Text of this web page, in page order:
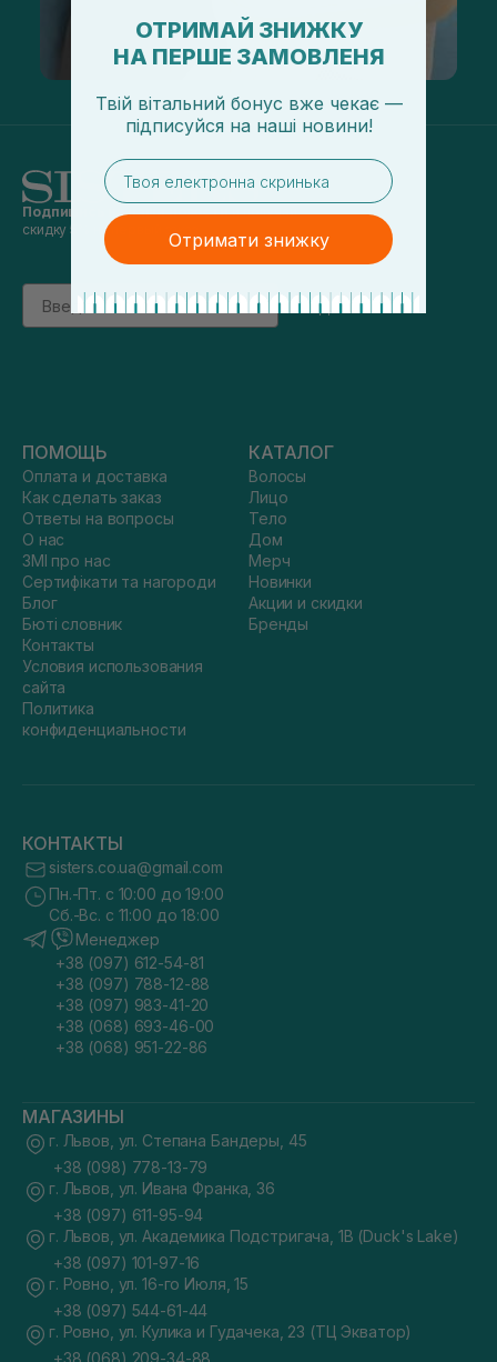
Подпишись на наши новостии получай
скидку 5% на первый заказ
Email
підписатись
ПОМОЩЬ
Оплата и доставка
Как сделать заказ
Ответы на вопросы
О нас
ЗМІ про нас
Сертифікати та нагороди
Блог
Бюті словник
Контакты
Условия использования
сайта
Политика
конфиденциальности
КАТАЛОГ
Волосы
Лицо
Тело
Дом
Мерч
Новинки
Акции и скидки
Бренды
КОНТАКТЫ
sisters.co.ua@gmail.com
Пн.-Пт. с 10:00 до 19:00
Сб.-Вс. с 11:00 до 18:00
Менеджер
+38 (097) 612-54-81
+38 (097) 788-12-88
+38 (097) 983-41-20
+38 (068) 693-46-00
+38 (068) 951-22-86
МАГАЗИНЫ
г. Львов, ул. Степана Бандеры, 45
+38 (098) 778-13-79
г. Львов, ул. Ивана Франка, 36
+38 (097) 611-95-94
г. Львов, ул. Академика Подстригача, 1В (Duck's Lake)
+38 (097) 101-97-16
г. Ровно, ул. 16-го Июля, 15
+38 (097) 544-61-44
г. Ровно, ул. Кулика и Гудачека, 23 (ТЦ Экватор)
+38 (068) 209-34-88
ОТРИМАЙ ЗНИЖКУ
НА ПЕРШЕ ЗАМОВЛЕНЯ
Твій вітальний бонус вже чекає —
підписуйся на наші новини!
email
Отримати знижку